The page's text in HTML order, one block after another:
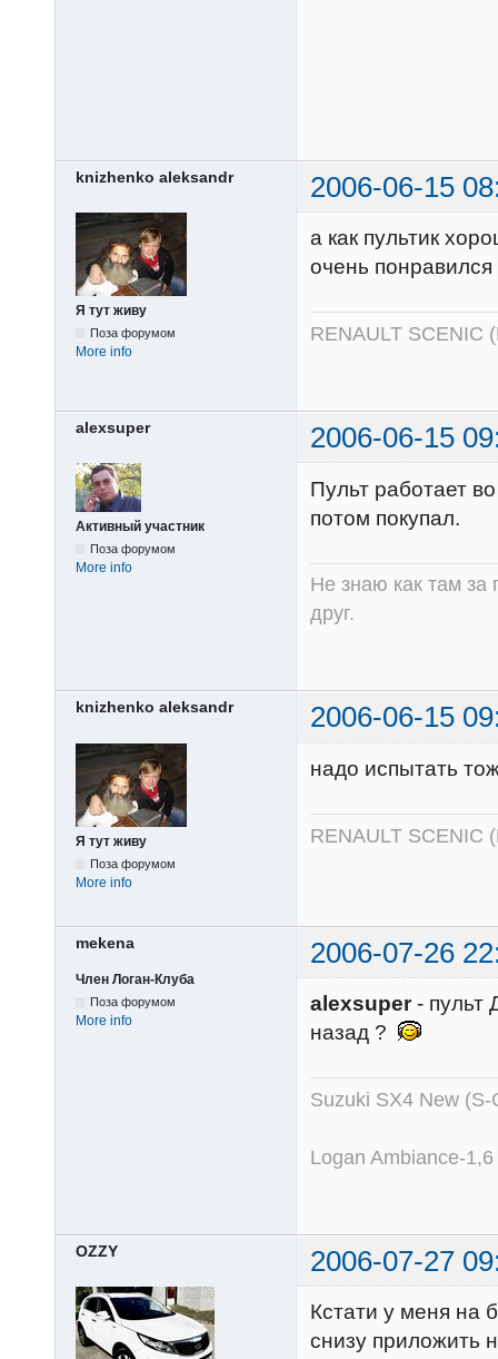
knizhenko aleksandr 2006-06-15
Я тут живу
Поза форумом
More info
а как пультик
очень
RENAULT SCENIC
alexsuper 2006-06-15
Активный участник
Поза форумом
More info
Пульт работает
потом покупал.
Не знаю как там за
друг.
knizhenko aleksandr 2006-06-15
Я тут живу
Поза форумом
More info
надо испытать
RENAULT SCENIC
mekena 2006-07-26
Член Логан-Клуба
Поза форумом
More info
alexsuper- пульт
назад ?
Suzuki SX4 New (S-
Logan Ambiance-
OZZY 2006-07-27
Кстати у меня на
снизу приложить